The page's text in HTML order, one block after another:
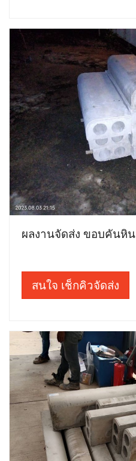
ผลงานจัดส่ง ขอบคันหิน
สนใจ เช็กคิวจัดส่ง